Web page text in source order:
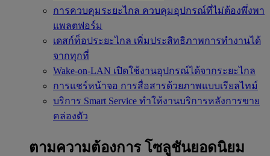
การควบคุมระยะไกล ควบคุมอุปกรณ์ที่ไม่ต้องพึ่งพา
แพลตฟอร์ม
เดสก์ท็อประยะไกล เพิ่มประสิทธิภาพการทำงานได้
จากทุกที่
Wake-on-LAN เปิดใช้งานอุปกรณ์ได้จากระยะไกล
การแชร์หน้าจอ การสื่อสารด้วยภาพแบบเรียลไทม์
บริการ Smart Service ทำให้งานบริการหลังการขาย
คล่องตัว
ตามความต้องการ โซลูชันยอดนิยม